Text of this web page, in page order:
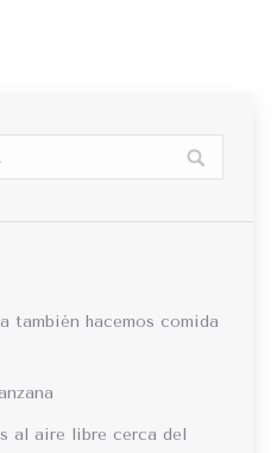
también hacemos comida
al aire libre cerca del